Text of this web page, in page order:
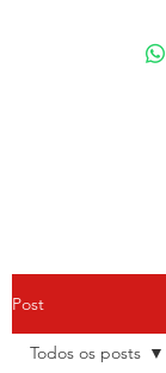
Post
Todos os posts